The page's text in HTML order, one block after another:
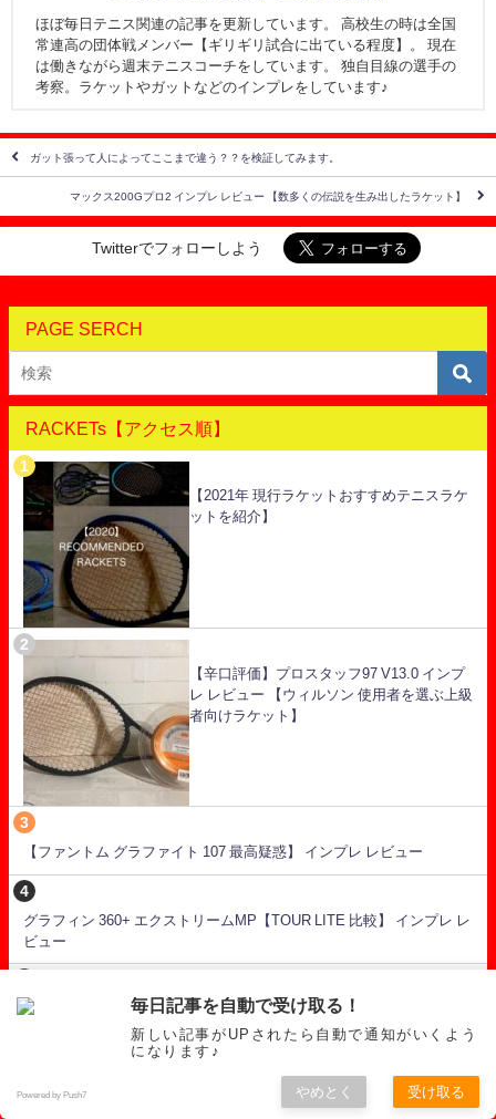
ほぼ毎日テニス関連の記事を更新しています。 高校生の時は全国
常連高の団体戦メンバー【ギリギリ試合に出ている程度】。 現在
は働きながら週末テニスコーチをしています。 独自目線の選手の
考察。ラケットやガットなどのインプレをしています♪
ガット張って人によってここまで違う？？を検証してみます。
マックス200Gプロ2 インプレ レビュー 【数多くの伝説を生み出したラケット】
Twitterでフォローしよう
PAGE SERCH
RACKETs【アクセス順】
【2021年 現行ラケットおすすめテニスラケ
ットを紹介】
【辛口評価】プロスタッフ97 V13.0 インプ
レ レビュー 【ウィルソン 使用者を選ぶ上級
者向けラケット】
【ファントム グラファイト 107 最高疑惑】 インプレ レビュー
グラフィン 360+ エクストリームMP【TOUR LITE 比較】 インプレ レ
ビュー
Vコア 98 2021 インプレ レビュー【柔らか
くパワーもありスピンもかかる素晴らしい
ラケット】
毎日記事を自動で受け取る！
新しい記事がUPされたら自動で通知がいくよう
になります♪
Powered by Push7 やめとく 受け取る